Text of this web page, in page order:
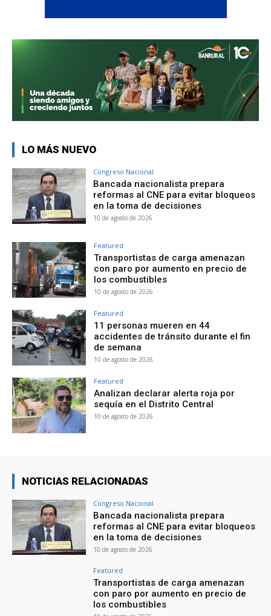
LO MÁS NUEVO
Congreso Nacional
Bancada nacionalista prepara
reformas al CNE para evitar bloqueos
en la toma de decisiones
10 de agosto de 2026
Featured
Transportistas de carga amenazan
con paro por aumento en precio de
los combustibles
10 de agosto de 2026
Featured
11 personas mueren en 44
accidentes de tránsito durante el fin
de semana
10 de agosto de 2026
Featured
Analizan declarar alerta roja por
sequía en el Distrito Central
10 de agosto de 2026
NOTICIAS RELACIONADAS
Congreso Nacional
Bancada nacionalista prepara
reformas al CNE para evitar bloqueos
en la toma de decisiones
10 de agosto de 2026
Featured
Transportistas de carga amenazan
con paro por aumento en precio de
los combustibles